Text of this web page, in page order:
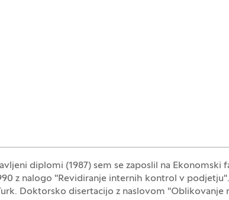
diplomi (1987) sem se zaposlil na Ekonomski
z nalogo "Revidiranje internih kontrol v
Doktorsko disertacijo z naslovom "Oblikovanje